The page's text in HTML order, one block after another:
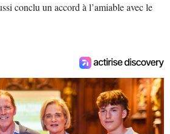
conclu un accord à l’amiable avec le